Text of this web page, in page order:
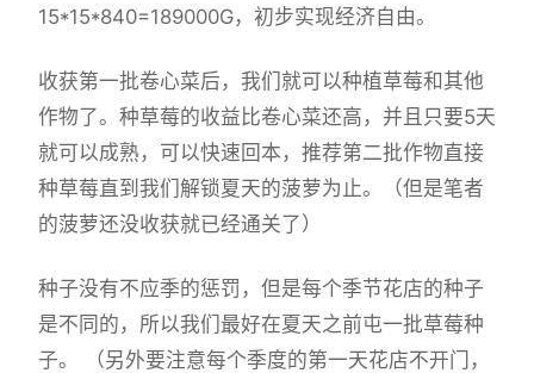
15*15*840=189000G，初步实现经济自由。
收获第一批卷心菜后，我们就可以种植草莓和其他
作物了。种草莓的收益比卷心菜还高，并且只要5天
就可以成熟，可以快速回本，推荐第二批作物直接
种草莓直到我们解锁夏天的菠萝为止。（但是笔者
的菠萝还没收获就已经通关了）
种子没有不应季的惩罚，但是每个季节花店的种子
是不同的，所以我们最好在夏天之前屯一批草莓种
子。 （另外要注意每个季度的第一天花店不开门，